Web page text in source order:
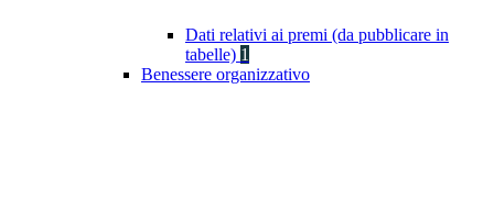
Dati relativi ai premi (da pubblicare in
tabelle) 1
Benessere organizzativo